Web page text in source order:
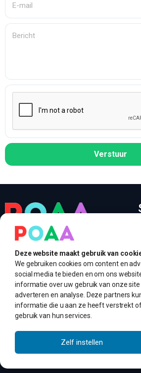
Deze website maakt gebruik van
We gebruiken cookies om content en
social media te bieden en om ons
informatie over uw gebruik van onze
adverteren en analyse. Deze partners
informatie die u aan ze heeft verstrekt
gebruik van hun services.
Zelf instellen
Verstuur
iedereen. Snel geregeld.